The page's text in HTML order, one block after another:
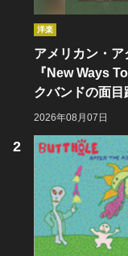
洋楽
アメリカン・
『New Ways
クバンドの面
2026年08月07日